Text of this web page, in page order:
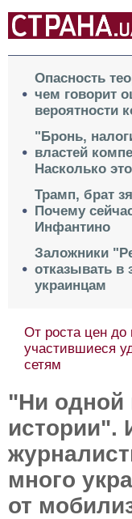
Опасность
чем говорит
вероятности
"Бронь,
властей
Насколько
Трамп, брат
Почему
Инфантино
Заложники
отказывать в
украинцам
От роста цен до
участившиеся
сетям
"Ни одной
истории".
много
от